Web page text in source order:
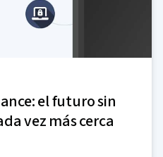
el futuro sin
vez más cerca